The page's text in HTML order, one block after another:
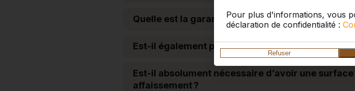
Pour plus d'informations, vous
déclaration de confidentialité :
Refuser
Quelle est la garantie sur nos tables ?
Est-il également possible d’appliquer une
Est-il absolument nécessaire d’avoir une
affaissement ?